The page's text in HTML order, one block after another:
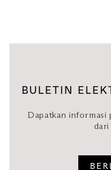
BULETIN
Dapatkan informasi
dari